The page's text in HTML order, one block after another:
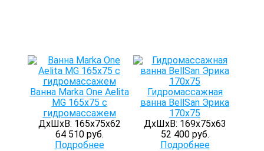
Ванна Marka One Aelita
MG 165x75 с
гидромассажем
ДхШхВ: 165х75х62
64 510 руб.
Подробнее
Гидромассажная
ванна BellSan Эрика
170x75
ДхШхВ: 169х75х63
52 400 руб.
Подробнее